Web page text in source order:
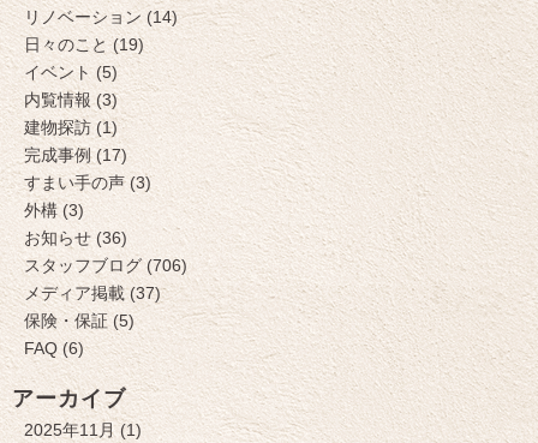
リノベーション (14)
日々のこと (19)
イベント (5)
内覧情報 (3)
建物探訪 (1)
完成事例 (17)
すまい手の声 (3)
外構 (3)
お知らせ (36)
スタッフブログ (706)
メディア掲載 (37)
保険・保証 (5)
FAQ (6)
アーカイブ
2025年11月 (1)